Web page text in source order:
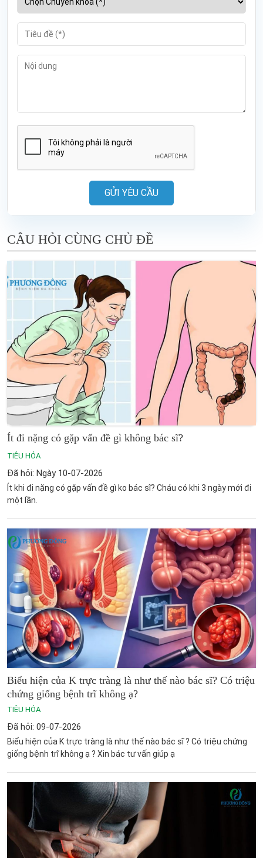
GỬI YÊU CẦU
CÂU HỎI CÙNG CHỦ ĐỀ
Ít đi nặng có gặp vấn đề gì không bác sĩ?
TIÊU HÓA
Đã hỏi: Ngày 10-07-2026
Ít khi đi nặng có gặp vấn đề gì ko bác sĩ? Cháu có khi 3 ngày mới đi
một lần.
Biểu hiện của K trực tràng là như thế nào bác sĩ? Có triệu
chứng giống bệnh trĩ không ạ?
TIÊU HÓA
Đã hỏi: 09-07-2026
Biểu hiện của K trực tràng là như thế nào bác sĩ ? Có triệu chứng
giống bệnh trĩ không ạ ? Xin bác tư vấn giúp ạ